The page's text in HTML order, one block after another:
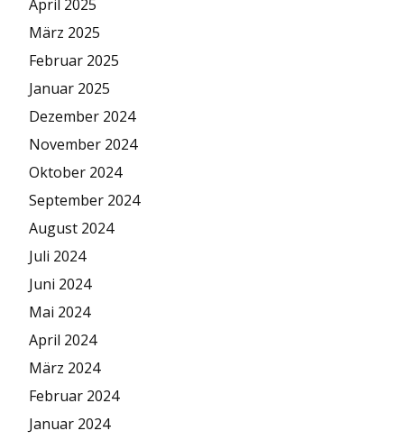
April 2025
März 2025
Februar 2025
Januar 2025
Dezember 2024
November 2024
Oktober 2024
September 2024
August 2024
Juli 2024
Juni 2024
Mai 2024
April 2024
März 2024
Februar 2024
Januar 2024